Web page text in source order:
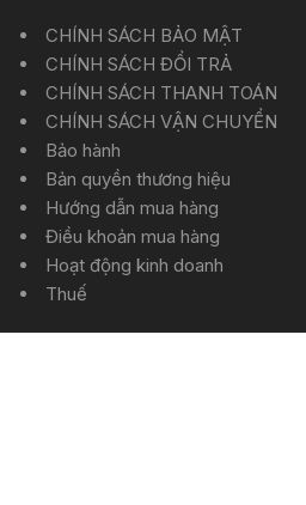
CHÍNH SÁCH BẢO MẬT
CHÍNH SÁCH ĐỔI TRẢ
CHÍNH SÁCH THANH TOÁN
CHÍNH SÁCH VẬN CHUYỂN
Bảo hành
Bản quyền thương hiệu
Hướng dẫn mua hàng
Điều khoản mua hàng
Hoạt động kinh doanh
Thuế